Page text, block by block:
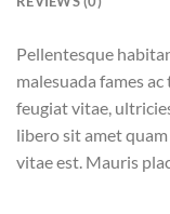
Pellentesque
malesuada fames
feugiat vitae,
libero sit amet
vitae est. Mauris